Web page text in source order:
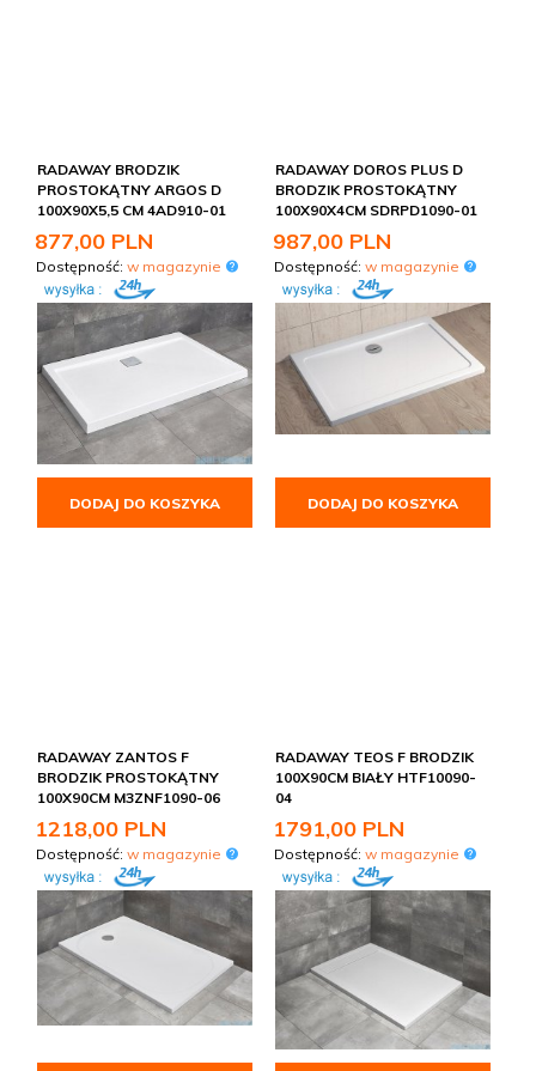
RADAWAY BRODZIK
PROSTOKĄTNY ARGOS D
100X90X5,5 CM 4AD910-01
877,00 PLN
Dostępność: w magazynie
DODAJ DO KOSZYKA
RADAWAY DOROS PLUS D
BRODZIK PROSTOKĄTNY
100X90X4CM SDRPD1090-01
987,00 PLN
Dostępność: w magazynie
DODAJ DO KOSZYKA
RADAWAY ZANTOS F
BRODZIK PROSTOKĄTNY
100X90CM M3ZNF1090-06
1218,00 PLN
Dostępność: w magazynie
RADAWAY TEOS F BRODZIK
100X90CM BIAŁY HTF10090-
04
1791,00 PLN
Dostępność: w magazynie